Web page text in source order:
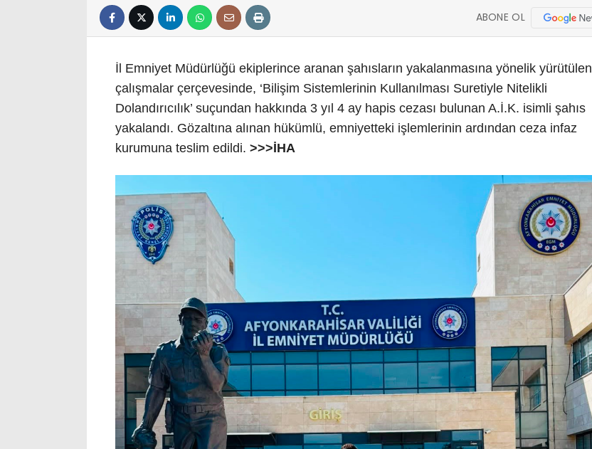
ABONE OL
İl Emniyet Müdürlüğü ekiplerince aranan şahısların yakalanmasına yönelik yürütülen
çalışmalar çerçevesinde, ‘Bilişim Sistemlerinin Kullanılması Suretiyle Nitelikli
Dolandırıcılık’ suçundan hakkında 3 yıl 4 ay hapis cezası bulunan A.İ.K. isimli şahıs
yakalandı. Gözaltına alınan hükümlü, emniyetteki işlemlerinin ardından ceza infaz
kurumuna teslim edildi. >>>İHA